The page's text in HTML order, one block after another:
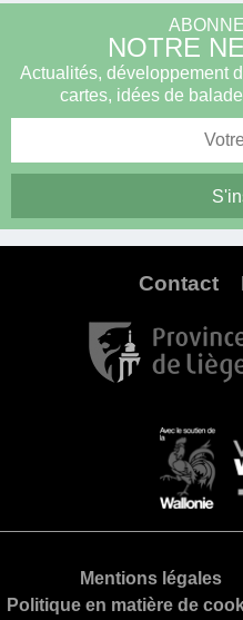
NOTRE
Actualités, développement
cartes, idées de
Contact
Mentions légales
Politique en matière de